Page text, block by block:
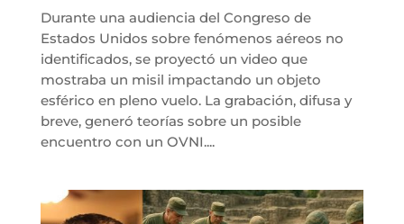
Durante una audiencia del Congreso de
Estados Unidos sobre fenómenos aéreos no
identificados, se proyectó un video que
mostraba un misil impactando un objeto
esférico en pleno vuelo. La grabación, difusa y
breve, generó teorías sobre un posible
encuentro con un OVNI....